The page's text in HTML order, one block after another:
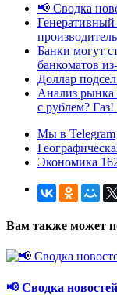
📢 Сводка
Банки могут
банкоматов
Доллар
Анализ рынка
с рублем?
Мы в Telegram
Экономика
Вам также может
📢 Сводка